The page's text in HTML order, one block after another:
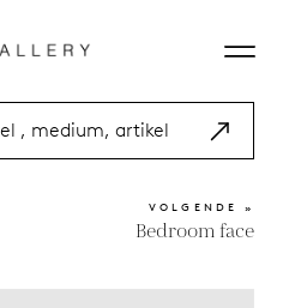
VOLGENDE »
Bedroom face